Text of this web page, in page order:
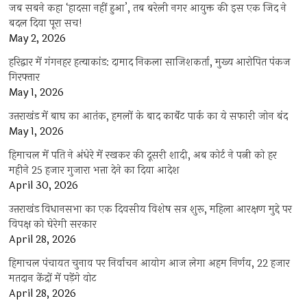
जब सबने कहा ‘हादसा नहीं हुआ’, तब बरेली नगर आयुक्त की इस एक जिद ने
बदल दिया पूरा सच!
May 2, 2026
हरिद्वार में गंगनहर हत्याकांड: दामाद निकला साजिशकर्ता, मुख्य आरोपित पंकज
गिरफ्तार
May 1, 2026
उत्तराखंड में बाघ का आतंक, हमलों के बाद कार्बेट पार्क का ये सफारी जोन बंद
May 1, 2026
हिमाचल में पति ने अंधेरे में रखकर की दूसरी शादी, अब कोर्ट ने पत्नी को हर
महीने 25 हजार गुजारा भत्ता देने का दिया आदेश
April 30, 2026
उत्तराखंड विधानसभा का एक दिवसीय विशेष सत्र शुरू, महिला आरक्षण मुद्दे पर
विपक्ष को घेरेगी सरकार
April 28, 2026
हिमाचल पंचायत चुनाव पर निर्वाचन आयोग आज लेगा अहम निर्णय, 22 हजार
मतदान केंद्रों में पड़ेंगे वोट
April 28, 2026